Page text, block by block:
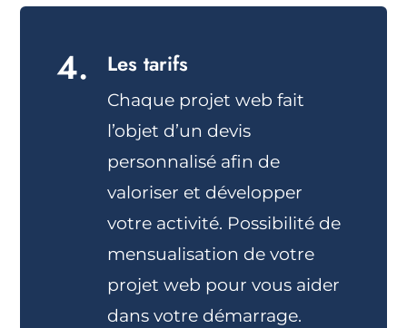
4. Les tarifs
Chaque projet web fait
l’objet d’un devis
personnalisé afin de
valoriser et développer
votre activité. Possibilité de
mensualisation de votre
projet web pour vous aider
dans votre démarrage.